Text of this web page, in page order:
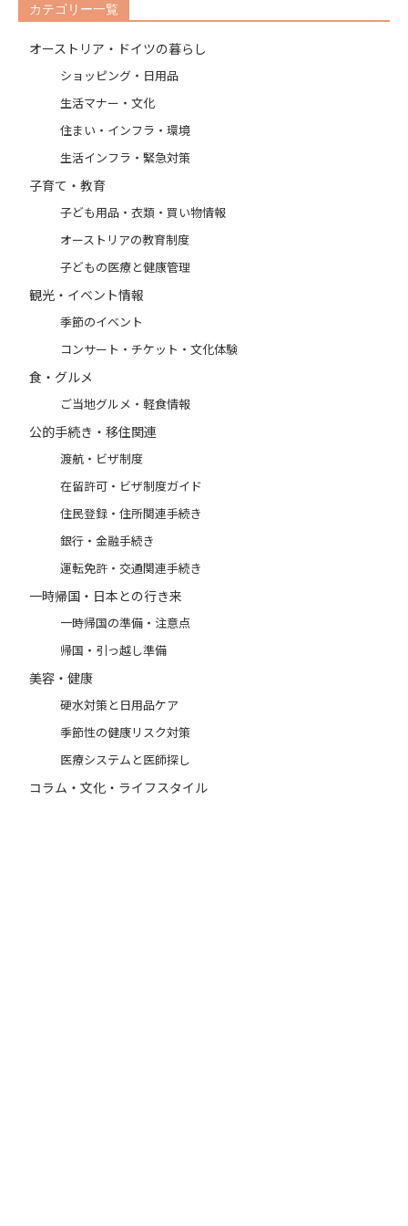
カテゴリー一覧
オーストリア・ドイツの暮らし
ショッピング・日用品
生活マナー・文化
住まい・インフラ・環境
生活インフラ・緊急対策
子育て・教育
子ども用品・衣類・買い物情報
オーストリアの教育制度
子どもの医療と健康管理
観光・イベント情報
季節のイベント
コンサート・チケット・文化体験
食・グルメ
ご当地グルメ・軽食情報
公的手続き・移住関連
渡航・ビザ制度
在留許可・ビザ制度ガイド
住民登録・住所関連手続き
銀行・金融手続き
運転免許・交通関連手続き
一時帰国・日本との行き来
一時帰国の準備・注意点
帰国・引っ越し準備
美容・健康
硬水対策と日用品ケア
季節性の健康リスク対策
医療システムと医師探し
コラム・文化・ライフスタイル